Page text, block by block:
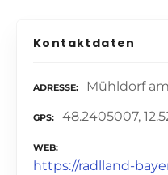
Kontaktdaten
ADRESSE Mühldorf
GPS 48.2405007,
WEB
https://radlland-